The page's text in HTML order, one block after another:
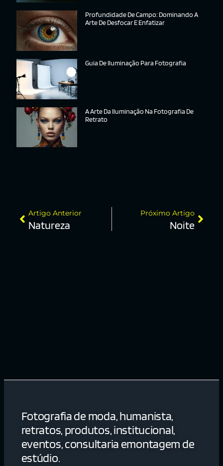
Profundidade De Campo: Dominando A
Arte De Desfocar E Enfatizar
Guia De Iluminação Para Fotografia
A Arte Da Iluminação Na Fotografia De
Retrato
Artigo Anterior
Natureza
Próximo Artigo
Noite
Fotografia de moda, humanista,
retratos, produtos, institucional,
eventos, consultaria emontagem de
estúdio.